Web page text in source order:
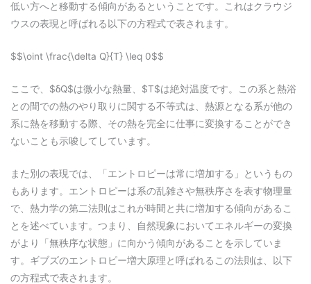
低い方へと移動する傾向があるということです。これはクラウジ
ウスの表現と呼ばれる以下の方程式で表されます。
$$\oint \frac{\delta Q}{T} \leq 0$$
ここで、$δQ$は微小な熱量、$T$は絶対温度です。この系と熱浴
との間での熱のやり取りに関する不等式は、熱源となる系が他の
系に熱を移動する際、その熱を完全に仕事に変換することができ
ないことも示唆してしています。
また別の表現では、「エントロピーは常に増加する」というもの
もあります。エントロピーは系の乱雑さや無秩序さを表す物理量
で、熱力学の第二法則はこれが時間と共に増加する傾向があるこ
とを述べています。つまり、自然現象においてエネルギーの変換
がより「無秩序な状態」に向かう傾向があることを示していま
す。ギブズのエントロピー増大原理と呼ばれるこの法則は、以下
の方程式で表されます。